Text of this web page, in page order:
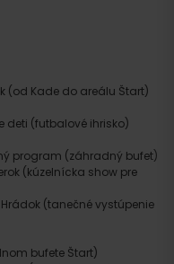
(od Kade do areálu Štart)
deti (futbalové ihrisko)
program (záhradný bufet)
show pre
(tanečné vystúpenie
bufete Štart)